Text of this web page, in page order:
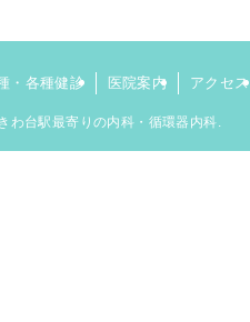
・各種健診 医院案内 アクセス
わ台駅最寄りの内科・循環器内科.